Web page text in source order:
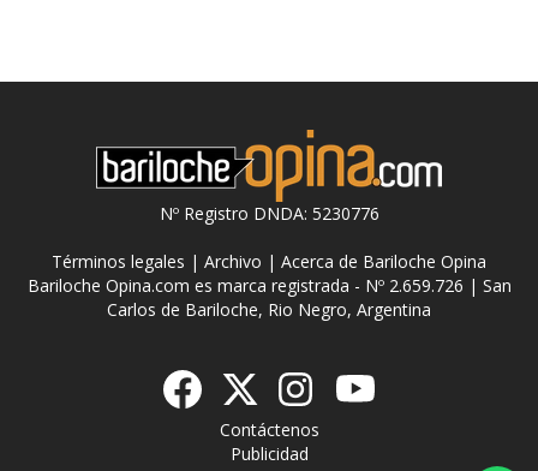
Nº Registro DNDA: 5230776
Términos legales | Archivo | Acerca de Bariloche Opina
Bariloche Opina.com es marca registrada - Nº 2.659.726 | San
Carlos de Bariloche, Rio Negro, Argentina
Contáctenos
Publicidad